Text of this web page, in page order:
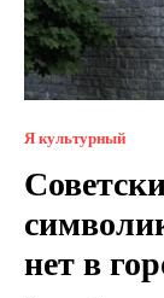
Я культурный
нет в